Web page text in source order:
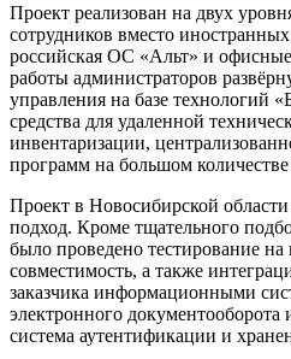
Проект реализован на двух
сотрудников вместо
российская ОС «Альт» и
работы администраторов
управления на базе технологий
средства для удаленной
инвентаризации,
программ на большом
Проект в Новосибирской
подход. Кроме тщательного
было проведено тестирование на
совместимость, а также
заказчика информационными
электронного
система аутентификации и